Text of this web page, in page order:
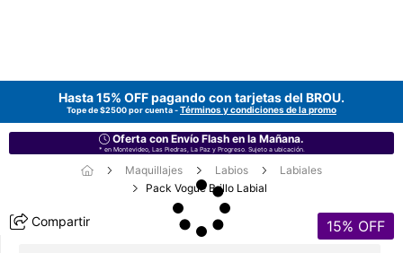
Hasta 15% OFF pagando con tarjetas del BROU.
Tope de $2500 por cuenta -Términos y condiciones de la promo
Oferta con Envío Flash en la Mañana.
* en Montevideo, Las Piedras, La Paz y Progreso. Sujeto a ubicación.
Maquillajes Labios
Labiales
Pack Vogue Brillo Labial
Compartir 15% OFF